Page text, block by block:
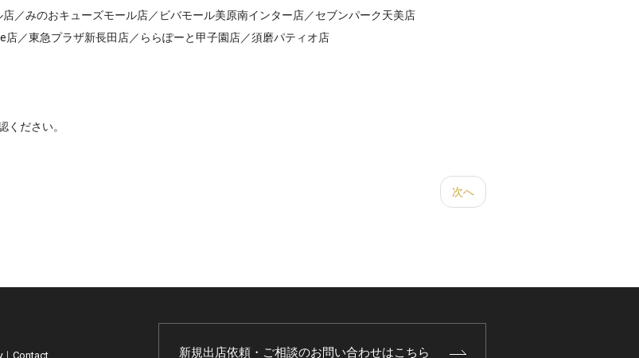
店／みのおキューズモール店／ビバモール美原南インター店／セブンパーク天美店
店／東急プラザ新長田店／ららぽーと甲子園店／須磨パティオ店
ください。
次へ
｜ Contact 新規出店依頼・ご相談のお問い合わせはこちら